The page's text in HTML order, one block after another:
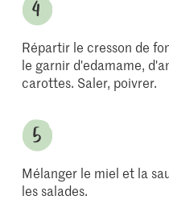
Répartir le cresson de
le garnir d'edamame,
carottes. Saler, poivrer.
Mélanger le miel et la
les salades.